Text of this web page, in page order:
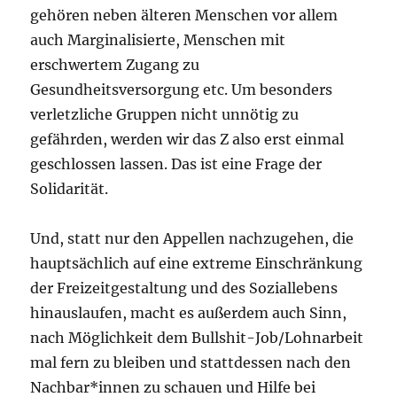
gehören neben älteren Menschen vor allem
auch Marginalisierte, Menschen mit
erschwertem Zugang zu
Gesundheitsversorgung etc. Um besonders
verletzliche Gruppen nicht unnötig zu
gefährden, werden wir das Z also erst einmal
geschlossen lassen. Das ist eine Frage der
Solidarität.
Und, statt nur den Appellen nachzugehen, die
hauptsächlich auf eine extreme Einschränkung
der Freizeitgestaltung und des Soziallebens
hinauslaufen, macht es außerdem auch Sinn,
nach Möglichkeit dem Bullshit-Job/Lohnarbeit
mal fern zu bleiben und stattdessen nach den
Nachbar*innen zu schauen und Hilfe bei